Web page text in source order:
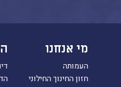
מי אנחנו
העמותה
חזון החינוך החילוני